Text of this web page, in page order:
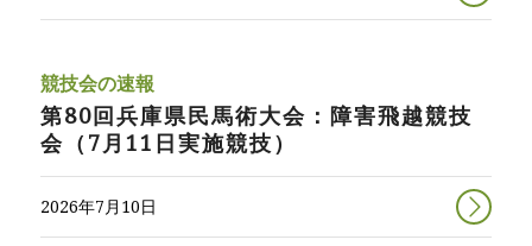
競技会の速報
第80回兵庫県民馬術大会：障害飛越競技
会（7月11日実施競技）
2026年7月10日